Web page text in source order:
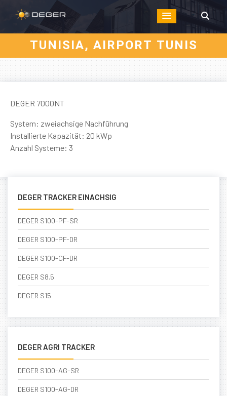
TUNISIA, AIRPORT TUNIS
DEGER 7000NT
System: zweiachsige Nachführung
Installierte Kapazität: 20 kWp
Anzahl Systeme: 3
DEGER TRACKER EINACHSIG
DEGER S100-PF-SR
DEGER S100-PF-DR
DEGER S100-CF-DR
DEGER S8.5
DEGER S15
DEGER AGRI TRACKER
DEGER S100-AG-SR
DEGER S100-AG-DR